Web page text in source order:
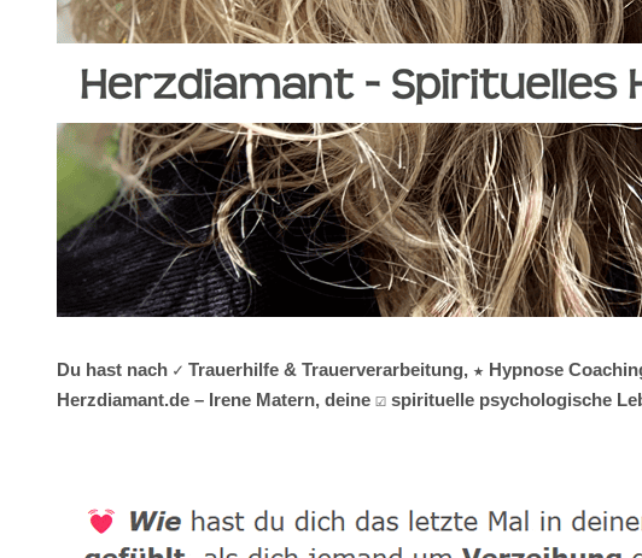
Du hast nach ✓ Trauerhilfe & Trauerverarbeitung, ★ Hypnose
Herzdiamant.de – Irene Matern, deine ☑️ spirituelle psychologische